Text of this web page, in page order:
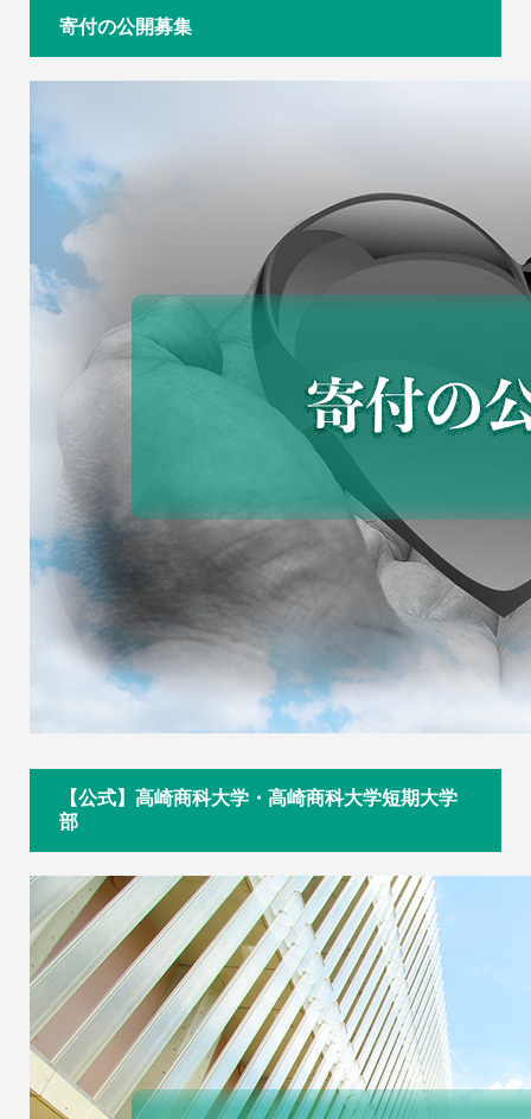
寄付の公開募集
【公式】高崎商科大学・高崎商科大学短期大学
部